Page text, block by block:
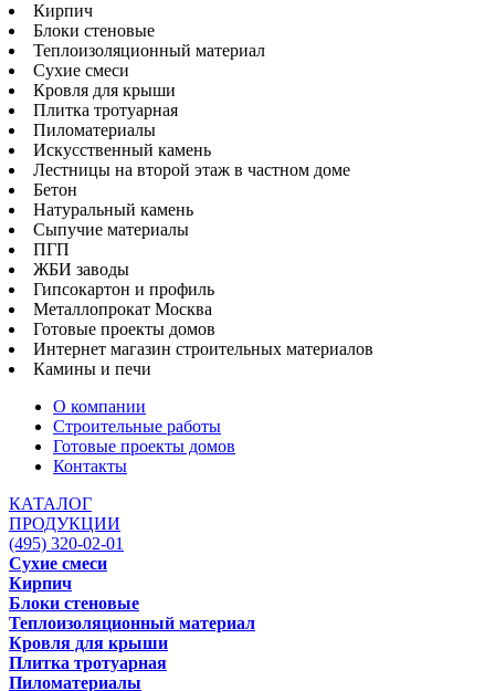
Кирпич
Блоки стеновые
Теплоизоляционный материал
Сухие смеси
Кровля для крыши
Плитка тротуарная
Пиломатериалы
Искусственный камень
Лестницы на второй этаж в частном доме
Бетон
Натуральный камень
Сыпучие материалы
ПГП
ЖБИ заводы
Гипсокартон и профиль
Металлопрокат Москва
Готовые проекты домов
Интернет магазин строительных материалов
Камины и печи
О компании
Строительные работы
Готовые проекты домов
Контакты
КАТАЛОГ
ПРОДУКЦИИ
(495) 320-02-01
Сухие смеси
Кирпич
Блоки стеновые
Теплоизоляционный материал
Кровля для крыши
Плитка тротуарная
Пиломатериалы